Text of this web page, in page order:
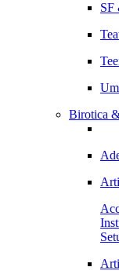
SF
Birotica